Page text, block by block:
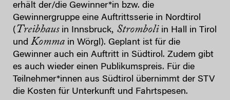
erhält der/die Gewinner*in bzw. die
Gewinnergruppe eine Auftrittsserie in Nordtirol
( Treibhaus in Innsbruck, Stromboli in Hall in Tirol
und Komma in Wörgl). Geplant ist für die
Gewinner auch ein Auftritt in Südtirol. Zudem gibt
es auch wieder einen Publikumspreis. Für die
Teilnehmer*innen aus Südtirol übernimmt der STV
die Kosten für Unterkunft und Fahrtspesen.